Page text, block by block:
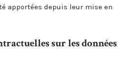
apportées depuis leur mise en
sur les données